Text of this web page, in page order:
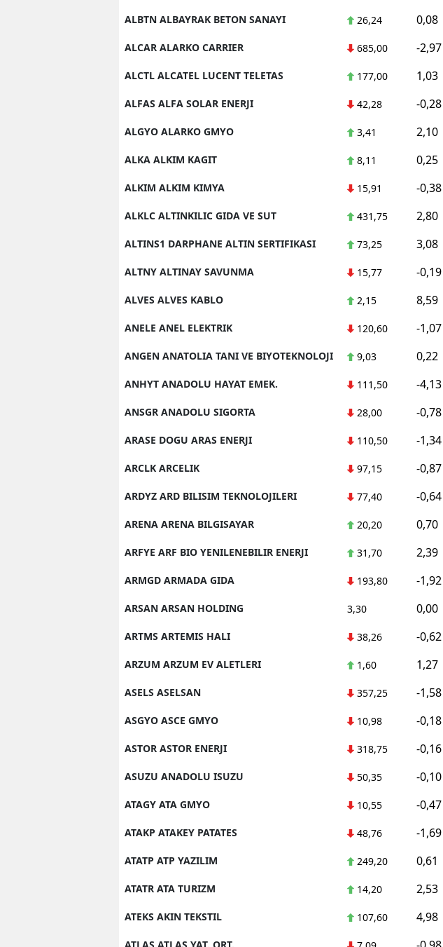
ALBTN ALBAYRAK BETON SANAYI 26,24 0,08
ALCAR ALARKO CARRIER 685,00 -2,97
ALCTL ALCATEL LUCENT TELETAS 177,00 1,03
ALFAS ALFA SOLAR ENERJI 42,28 -0,28
ALGYO ALARKO GMYO 3,41 2,10
ALKA ALKIM KAGIT 8,11 0,25
ALKIM ALKIM KIMYA 15,91 -0,38
ALKLC ALTINKILIC GIDA VE SUT 431,75 2,80
ALTINS1 DARPHANE ALTIN SERTIFIKASI 73,25 3,08
ALTNY ALTINAY SAVUNMA 15,77 -0,19
ALVES ALVES KABLO 2,15 8,59
ANELE ANEL ELEKTRIK 120,60 -1,07
ANGEN ANATOLIA TANI VE BIYOTEKNOLOJI 9,03 0,22
ANHYT ANADOLU HAYAT EMEK. 111,50 -4,13
ANSGR ANADOLU SIGORTA 28,00 -0,78
ARASE DOGU ARAS ENERJI 110,50 -1,34
ARCLK ARCELIK 97,15 -0,87
ARDYZ ARD BILISIM TEKNOLOJILERI 77,40 -0,64
ARENA ARENA BILGISAYAR 20,20 0,70
ARFYE ARF BIO YENILENEBILIR ENERJI 31,70 2,39
ARMGD ARMADA GIDA 193,80 -1,92
ARSAN ARSAN HOLDING 3,30 0,00
ARTMS ARTEMIS HALI 38,26 -0,62
ARZUM ARZUM EV ALETLERI 1,60 1,27
ASELS ASELSAN 357,25 -1,58
ASGYO ASCE GMYO 10,98 -0,18
ASTOR ASTOR ENERJI 318,75 -0,16
ASUZU ANADOLU ISUZU 50,35 -0,10
ATAGY ATA GMYO 10,55 -0,47
ATAKP ATAKEY PATATES 48,76 -1,69
ATATP ATP YAZILIM 249,20 0,61
ATATR ATA TURIZM 14,20 2,53
ATEKS AKIN TEKSTIL 107,60 4,98